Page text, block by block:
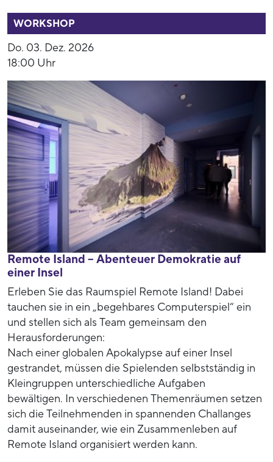
WORKSHOP
Do. 03. Dez. 2026
18:00 Uhr
Remote Island – Abenteuer Demokratie auf
einer Insel
Erleben Sie das Raumspiel Remote Island! Dabei
tauchen sie in ein „begehbares Computerspiel“ ein
und stellen sich als Team gemeinsam den
Herausforderungen:
Nach einer globalen Apokalypse auf einer Insel
gestrandet, müssen die Spielenden selbstständig in
Kleingruppen unterschiedliche Aufgaben
bewältigen. In verschiedenen Themenräumen setzen
sich die Teilnehmenden in spannenden Challanges
damit auseinander, wie ein Zusammenleben auf
Remote Island organisiert werden kann.